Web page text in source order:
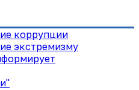
коррупции
экстремизму